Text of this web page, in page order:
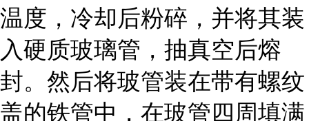
温度，冷却后粉碎，并将其装
入硬质玻璃管，抽真空后熔
封。然后将玻管装在带有螺纹
盖的铁管中，在玻管四周填满